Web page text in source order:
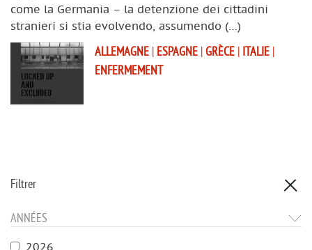
Filtrer
ANNÉES
2026
come la Germania – la detenzione dei cittadini
stranieri si stia evolvendo, assumendo (…)
ALLEMAGNE | ESPAGNE |GRÈCE | ITALIE |
ENFERMEMENT